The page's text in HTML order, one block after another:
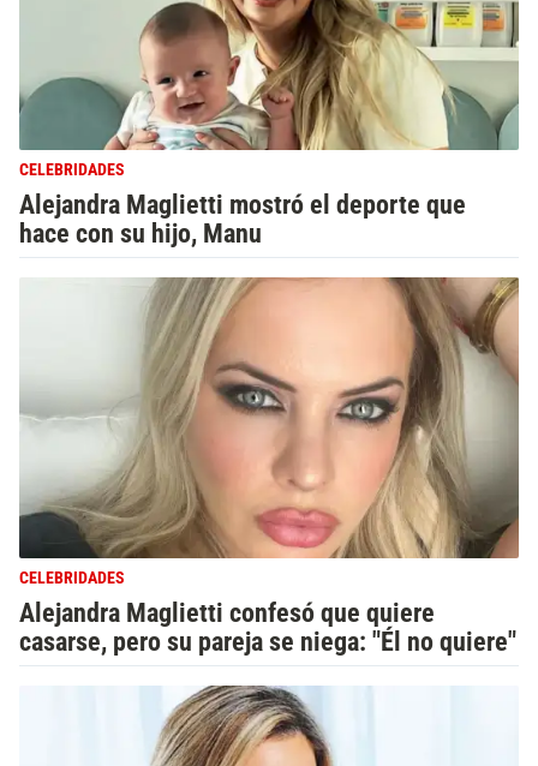
CELEBRIDADES
Alejandra Maglietti mostró el deporte que
hace con su hijo, Manu
CELEBRIDADES
Alejandra Maglietti confesó que quiere
casarse, pero su pareja se niega: "Él no quiere"